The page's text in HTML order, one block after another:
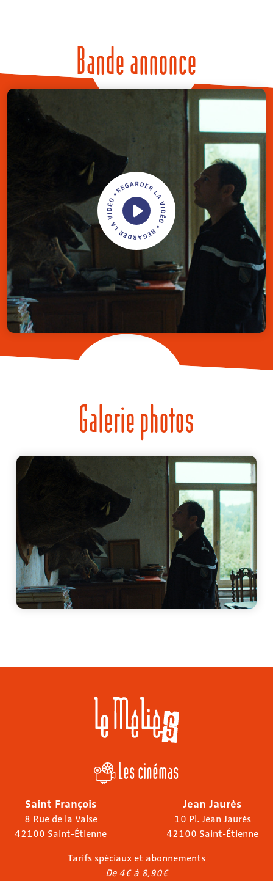
Bande annonce
Galerie photos
Les cinémas
Saint François
8 Rue de la Valse
42100 Saint-Étienne
Jean Jaurès
10 Pl. Jean Jaurès
42100 Saint-Étienne
Tarifs spéciaux et abonnements
De 4€ à 8,90€